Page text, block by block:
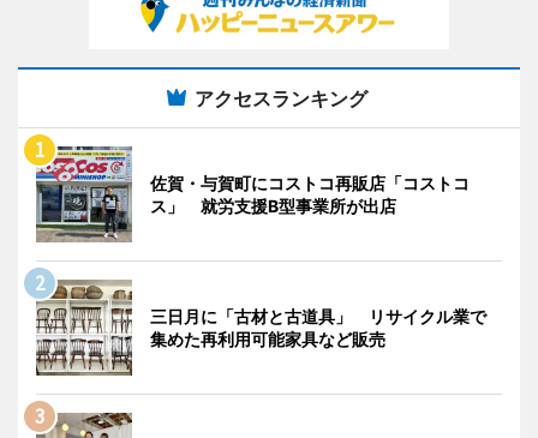
アクセスランキング
佐賀・与賀町にコストコ再販店「コストコ
ス」 就労支援B型事業所が出店
三日月に「古材と古道具」 リサイクル業で
集めた再利用可能家具など販売